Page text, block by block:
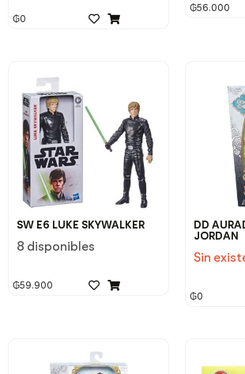
₲0
₲56.000
SW E6 LUKE SKYWALKER
8 disponibles
₲59.900
DD
JORDAN
Sin
₲0